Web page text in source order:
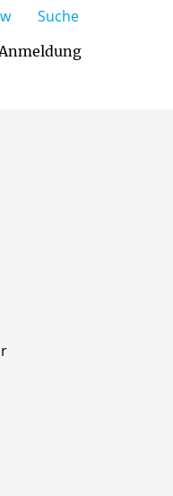
Anmeldung
Suche